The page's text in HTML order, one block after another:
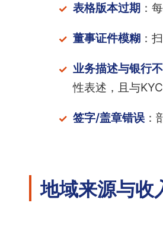
表格版本过期 ：
董事证件模糊：
业务描述与银行
性表述，且与
签字/盖章错误：
地域来源与收